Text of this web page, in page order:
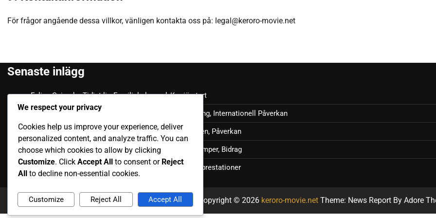
För frågor angående dessa villkor, vänligen kontakta oss på: legal@keroro-movie.net
Senaste inlägg
Felipe Caicedo: Tidigt liv, Familjebakgrund, Karriärstart
Júnior Sornoza: Utmärkande Ögonblick, Klubbframgång, Internationell Påverkan
Moisés Caicedo: Internationella bidrag, Framträdanden, Påverkan
Luis Antonio Valencia: Internationell karriär, Landskamper, Bidrag
Jordy Alcívar: Internationella matcher, Bidrag, Nyckelprestationer
Copyright © 2026 keroro-movie.net Theme: News Report By Adore
We respect your privacy
Cookies help us improve your experience, deliver
personalized content, and analyze traffic. You can
choose which cookies to allow by clicking
Customize. Click Accept All to consent or Reject
All
to decline non-essential cookies.
Customize Reject All Accept All